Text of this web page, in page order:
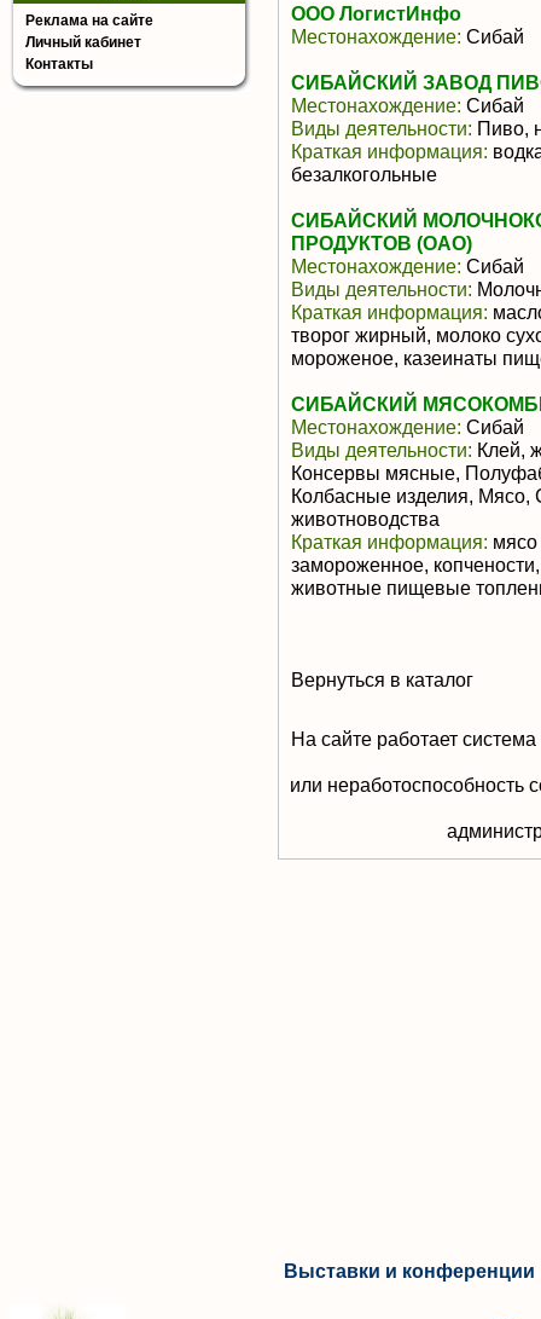
Реклама на сайте
Личный кабинет
Контакты
ООО ЛогистИнфо
Местонахождение: Сибай
СИБАЙСКИЙ ЗАВОД
Местонахождение: Сибай
Виды деятельности: Пиво,
Краткая информация:
безалкогольные
СИБАЙСКИЙ
ПРОДУКТОВ (ОАО)
Местонахождение: Сибай
Виды деятельности:
Краткая информация:
творог жирный, молоко
мороженое, казеинаты
СИБАЙСКИЙ
Местонахождение: Сибай
Виды деятельности: Клей,
Консервы мясные,
Колбасные изделия, Мясо,
животноводства
Краткая информация: мясо
замороженное,
животные пищевые
Вернуться в каталог
На сайте работает
или неработоспособность
Выставки и конференции